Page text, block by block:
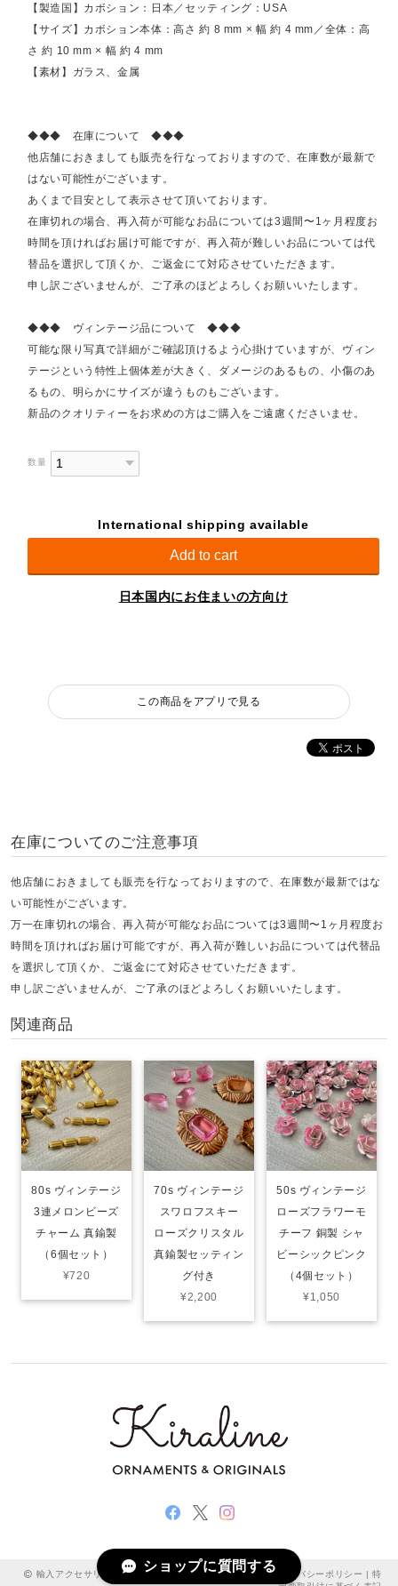
【製造国】カボション：日本／セッティング：USA
【サイズ】カボション本体：高さ 約 8 mm × 幅 約 4 mm／全体：高
さ 約 10 mm × 幅 約 4 mm
【素材】ガラス、金属
◆◆◆ 在庫について ◆◆◆
他店舗におきましても販売を行なっておりますので、在庫数が最新で
はない可能性がございます。
あくまで目安として表示させて頂いております。
在庫切れの場合、再入荷が可能なお品については3週間〜1ヶ月程度お
時間を頂ければお届け可能ですが、再入荷が難しいお品については代
替品を選択して頂くか、ご返金にて対応させていただきます。
申し訳ございませんが、ご了承のほどよろしくお願いいたします。
◆◆◆ ヴィンテージ品について ◆◆◆
可能な限り写真で詳細がご確認頂けるよう心掛けていますが、ヴィン
テージという特性上個体差が大きく、ダメージのあるもの、小傷のあ
るもの、明らかにサイズが違うものもございます。
新品のクオリティーをお求めの方はご購入をご遠慮くださいませ。
数量
International shipping available
Add to cart
日本国内にお住まいの方向け
この商品をアプリで見る
在庫についてのご注意事項
他店舗におきましても販売を行なっておりますので、在庫数が最新ではな
い可能性がございます。
万一在庫切れの場合、再入荷が可能なお品については3週間〜1ヶ月程度お
時間を頂ければお届け可能ですが、再入荷が難しいお品については代替品
を選択して頂くか、ご返金にて対応させていただきます。
申し訳ございませんが、ご了承のほどよろしくお願いいたします。
関連商品
80s ヴィンテージ
3連メロンビーズ
チャーム 真鍮製
（6個セット）
¥720
70s ヴィンテージ
スワロフスキー
ローズクリスタル
真鍮製セッティン
グ付き
¥2,200
50s ヴィンテージ
ローズフラワーモ
チーフ 銅製 シャ
ビーシックピンク
（4個セット）
¥1,050
輸入アクセサリーパーツ・雑貨 kiraline - キラリネ - |プライバシーポリシー |特
ショップに質問する